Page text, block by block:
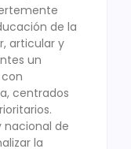
de la
articular y
un
centrados
nacional de
la